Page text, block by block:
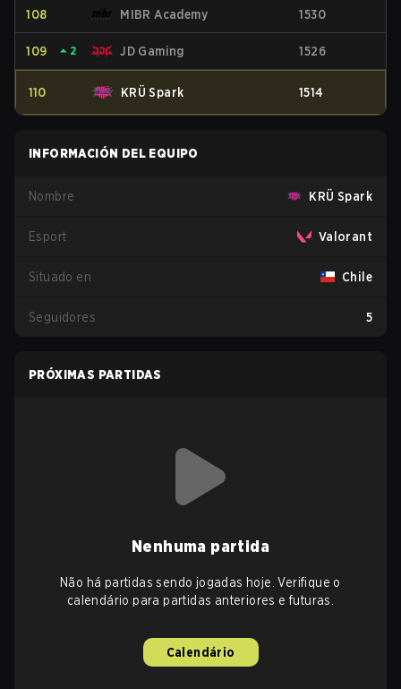
108 MIBR Academy 1530
109 ⏶ 2 JD Gaming 1526
110 KRÜ Spark 1514
INFORMACIÓN DEL EQUIPO
Nombre KRÜ Spark
Esport Valorant
Situado en Chile
Seguidores 5
PRÓXIMAS PARTIDAS
Nenhuma partida
Não há partidas sendo jogadas hoje. Verifique o
calendário para partidas anteriores e futuras.
Calendário